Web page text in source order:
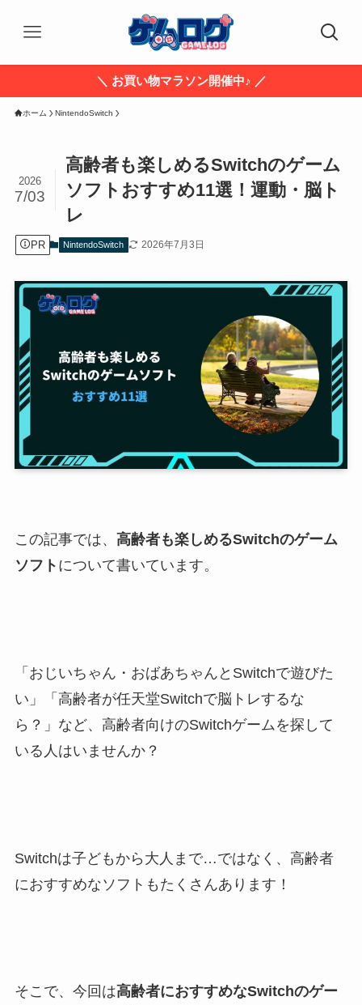
＼ お買い物マラソン開催中♪ ／
ホーム NintendoSwitch
高齢者も楽しめるSwitchのゲーム
ソフトおすすめ11選！運動・脳ト
レ
2026
7/03
PR NintendoSwitch 2026年7月3日
この記事では、 高齢者も楽しめるSwitchのゲーム
ソフト について書いています。
「おじいちゃん・おばあちゃんとSwitchで遊びた
い」「高齢者が任天堂Switchで脳トレするな
ら？」など、高齢者向けのSwitchゲームを探して
いる人はいませんか？
Switchは子どもから大人まで…ではなく、高齢者
におすすめなソフトもたくさんあります！
そこで、今回は高齢者におすすめなSwitchのゲー